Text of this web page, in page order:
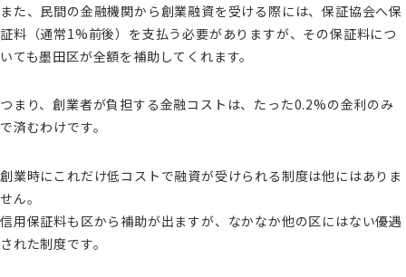
また、民間の金融機関から創業融資を受ける際には、保証協会へ保
証料（通常1%前後）を支払う必要がありますが、その保証料につ
いても墨田区が全額を補助してくれます。
つまり、創業者が負担する金融コストは、たった0.2%の金利のみ
で済むわけです。
創業時にこれだけ低コストで融資が受けられる制度は他にはありま
せん。
信用保証料も区から補助が出ますが、なかなか他の区にはない優遇
された制度です。